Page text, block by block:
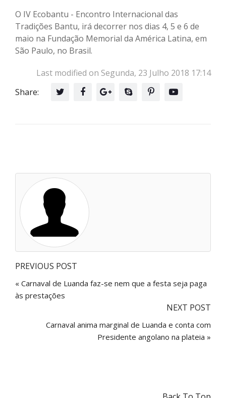
O IV Ecobantu - Encontro Internacional das
Tradições Bantu, irá decorrer nos dias 4, 5 e 6 de
maio na Fundação Memorial da América Latina, em
São Paulo, no Brasil.
Last modified on Segunda, 23 Julho 2018 17:14
Share:
PREVIOUS POST
« Carnaval de Luanda faz-se nem que a festa seja paga
às prestações
NEXT POST
Carnaval anima marginal de Luanda e conta com
Presidente angolano na plateia »